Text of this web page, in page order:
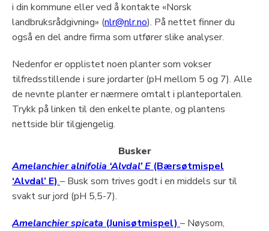
i din kommune eller ved å kontakte «Norsk
landbruksrådgivning» (nlr@nlr.no). På nettet finner du
også en del andre firma som utfører slike analyser.
Nedenfor er opplistet noen planter som vokser
tilfredsstillende i sure jordarter (pH mellom 5 og 7). Alle
de nevnte planter er nærmere omtalt i planteportalen.
Trykk på linken til den enkelte plante, og plantens
nettside blir tilgjengelig.
Busker
Amelanchier alnifolia ‘Alvdal’ E (Bærsøtmispel
‘Alvdal’ E) – Busk som trives godt i en middels sur til
svakt sur jord (pH 5,5-7).
Amelanchier spicata (Junisøtmispel) – Nøysom,